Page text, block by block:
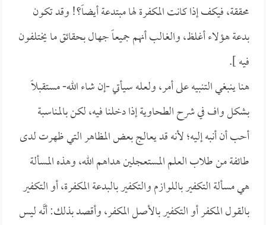
محققة، فيكف إذا كانت المكفرة لها مبتدعة أيضاً؟! وقد تكون
بدعة هؤلاء أغلظ، والغالب أنهم جميعاً جهال بحقائق ما يختلفون
فيه ].
هنا ينبغي التنبيه على أمر، ولعله سيأتي -إن شاء الله- مستقبلاً
بشكل واف في شرح الطحاوية إذا دخلنا فيه، لكن بالمناسبة
أحب أن أنبه إليه؛ لأنه قد يعالج بعض المظاهر التي ظهرت لدى
طائفة من طلاب العلم المستعجلين هداهم الله، وهذه المسألة
هي مسألة التكفير باللوازم والتكفير بالبدعة المكفرة، أو التكفير
بالقول المكفر أو التكفير بالأصل المكفر، وأقصد بذلك: أنَّه ليس